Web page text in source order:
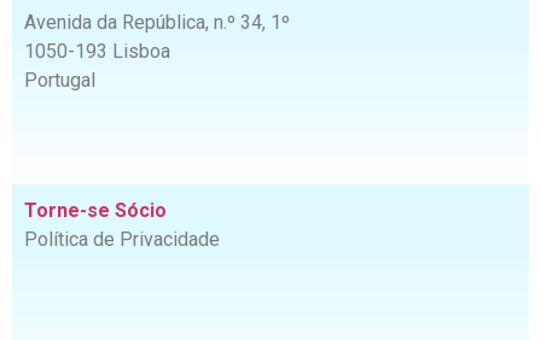
Avenida da República, n.º 34, 1º
1050-193 Lisboa
Portugal
Torne-se Sócio
Política de Privacidade